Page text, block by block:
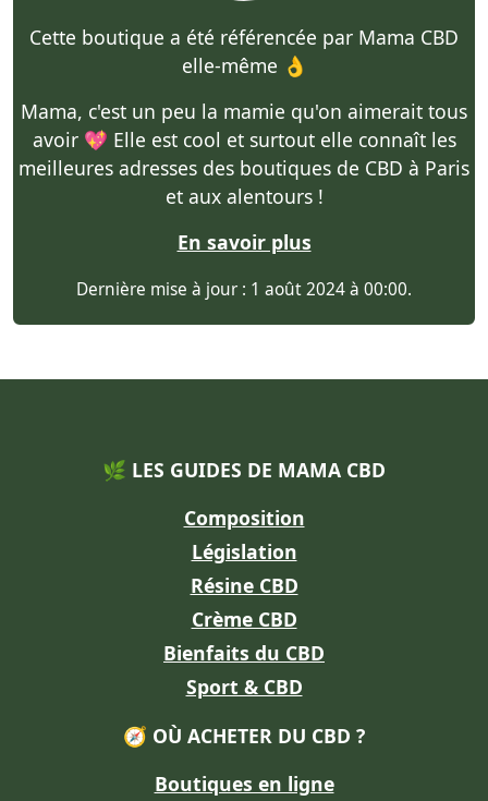
Cette boutique a été référencée par Mama CBD
elle-même 👌
Mama, c'est un peu la mamie qu'on aimerait tous
avoir 💖 Elle est cool et surtout elle connaît les
meilleures adresses des boutiques de CBD à Paris
et aux alentours !
En savoir plus
Dernière mise à jour : 1 août 2024 à 00:00.
🌿 LES GUIDES DE MAMA CBD
Composition
Législation
Résine CBD
Crème CBD
Bienfaits du CBD
Sport & CBD
🧭 OÙ ACHETER DU CBD ?
Boutiques en ligne